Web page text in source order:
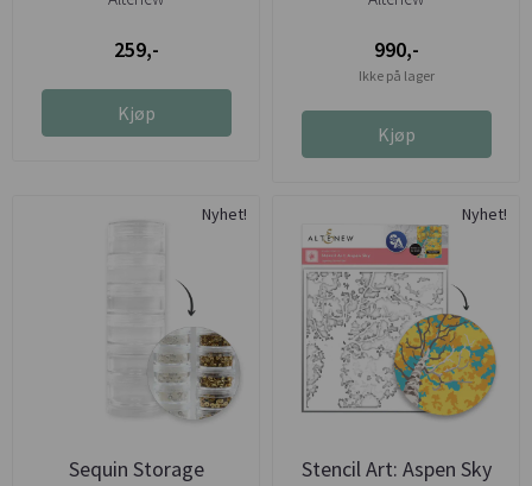
259,-
Kjøp
990,-
Ikke på lager
Kjøp
Nyhet!
Sequin Storage
Nyhet!
Stencil Art: Aspen Sky